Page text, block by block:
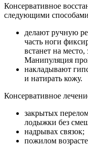
Консервативное
следующими
делают ручную
часть ноги
встанет на
Манипуляция
накладывают
и натирать кожу.
Консервативное
закрытых
лодыжки без
надрывах связок;
пожилом